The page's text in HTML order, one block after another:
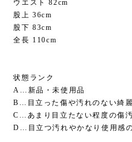
ウエスト 82cm
股上 36cm
股下 83cm
全長 110cm
状態ランク
A…新品・未使用品
B…目立った傷や汚れのない綺
C…あまり目立たない程度の傷
D…目立つ汚れやかなり使用感